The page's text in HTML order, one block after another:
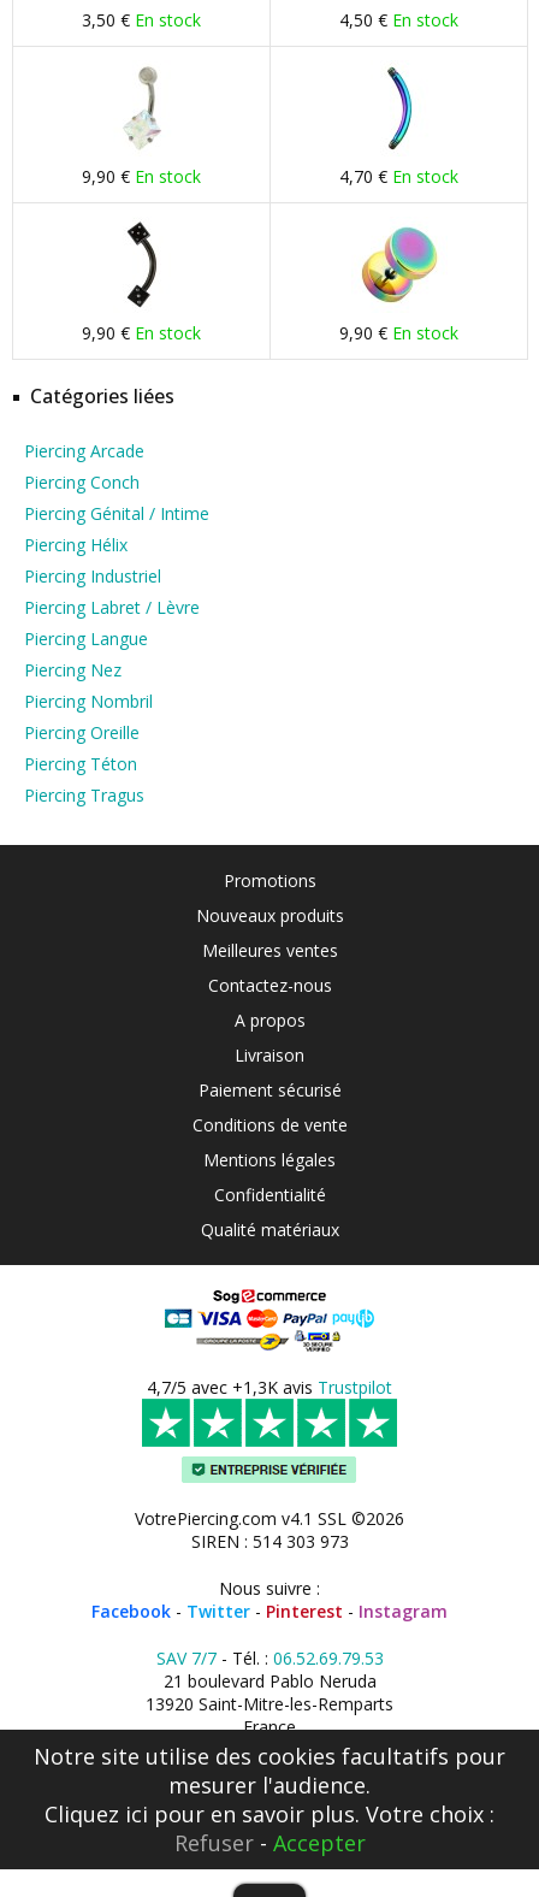
3,50 € En stock 4,50 € En stock
9,90 € En stock 4,70 € En stock
9,90 € En stock 9,90 € En stock
Catégories liées
Piercing Arcade
Piercing Conch
Piercing Génital / Intime
Piercing Hélix
Piercing Industriel
Piercing Labret / Lèvre
Piercing Langue
Piercing Nez
Piercing Nombril
Piercing Oreille
Piercing Téton
Piercing Tragus
Promotions
Nouveaux produits
Meilleures ventes
Contactez-nous
A propos
Livraison
Paiement sécurisé
Conditions de vente
Mentions légales
Confidentialité
Qualité matériaux
4,7/5 avec +1,3K avis Trustpilot
VotrePiercing.com v4.1 SSL ©2026
SIREN : 514 303 973
Nous suivre :
Facebook - Twitter - Pinterest - Instagram
SAV 7/7- Tél. : 06.52.69.79.53
21 boulevard Pablo Neruda
13920 Saint-Mitre-les-Remparts
France
Notre site utilise des cookies facultatifs pour
mesurer l'audience.
Cliquez ici pour en savoir plus. Votre choix :
Refuser- Accepter